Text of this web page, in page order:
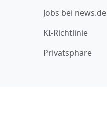
Jobs bei news.de
KI-Richtlinie
Privatsphäre